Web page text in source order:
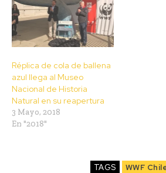
Réplica de cola de ballena
azul llega al Museo
Nacional de Historia
Natural en su reapertura
3 Mayo, 2018
En "2018"
TAGS WWF